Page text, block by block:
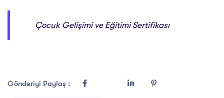
Çocuk Gelişimi ve Eğitimi Sertifikası
Gönderiyi Paylaş :